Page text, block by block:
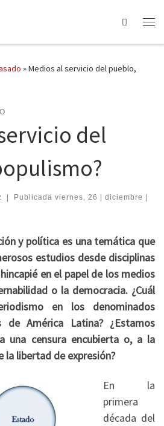
Search
»Medios al servicio del pueblo,
del
| Publicada viernes, 26 | diciembre |
y política es una temática que
estudios desde disciplinas
en el papel de los medios
o la democracia. ¿Cuál
en los denominados
de América Latina? ¿Estamos
una censura encubierta o, a la
libertad de expresión?
En la
primera
década del